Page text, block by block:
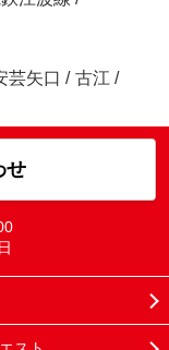
芸矢口 / 古江 /
せ